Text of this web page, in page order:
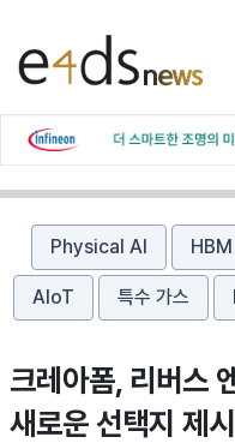
Physical AI HBM
AIoT 특수 가스
크레아폼, 리버스
새로운 선택지 제시